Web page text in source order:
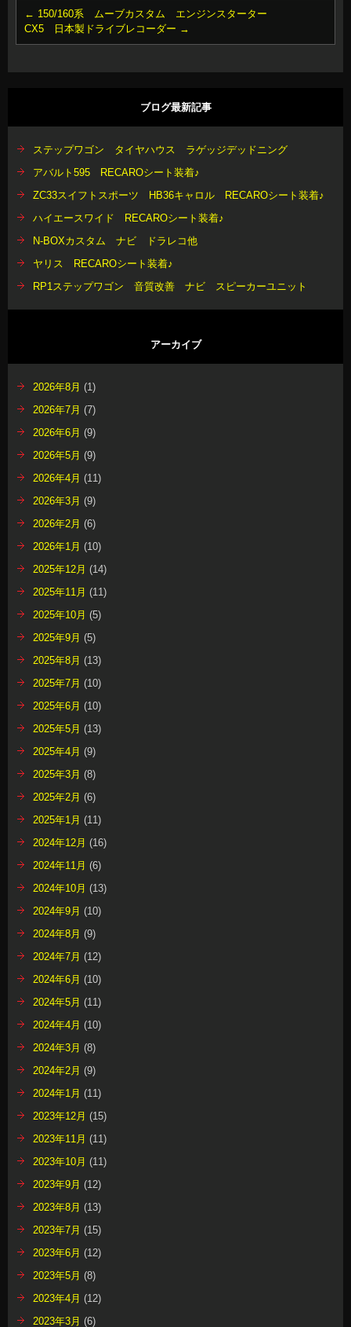
← 150/160系 ムーブカスタム エンジンスターター
CX5 日本製ドライブレコーダー →
ブログ最新記事
ステップワゴン タイヤハウス ラゲッジデッドニング
アバルト595 RECAROシート装着♪
ZC33スイフトスポーツ HB36キャロル RECAROシート装着♪
ハイエースワイド RECAROシート装着♪
N-BOXカスタム ナビ ドラレコ他
ヤリス RECAROシート装着♪
RP1ステップワゴン 音質改善 ナビ スピーカーユニット
アーカイブ
2026年8月 (1)
2026年7月 (7)
2026年6月 (9)
2026年5月 (9)
2026年4月 (11)
2026年3月 (9)
2026年2月 (6)
2026年1月 (10)
2025年12月 (14)
2025年11月 (11)
2025年10月 (5)
2025年9月 (5)
2025年8月 (13)
2025年7月 (10)
2025年6月 (10)
2025年5月 (13)
2025年4月 (9)
2025年3月 (8)
2025年2月 (6)
2025年1月 (11)
2024年12月 (16)
2024年11月 (6)
2024年10月 (13)
2024年9月 (10)
2024年8月 (9)
2024年7月 (12)
2024年6月 (10)
2024年5月 (11)
2024年4月 (10)
2024年3月 (8)
2024年2月 (9)
2024年1月 (11)
2023年12月 (15)
2023年11月 (11)
2023年10月 (11)
2023年9月 (12)
2023年8月 (13)
2023年7月 (15)
2023年6月 (12)
2023年5月 (8)
2023年4月 (12)
2023年3月 (6)